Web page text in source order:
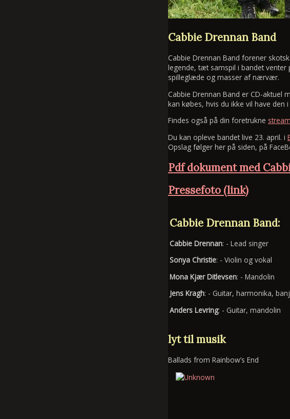
Cabbie Drennan Band
Cabbie Drennan Band forener
legende, tæt samspil i bandet
spilleglæde og masser af nærvær.
Cabbie Drennan Band er CD-aktuel
kan købes, hvis du ikke vil have
Findes også på din foretrukne
Du kan opleve bandet live 23. april. i
Opslag følger her på siden, på
Pdf dokument med
Pressefoto (link)
Cabbie Drennan Band:
Cabbie Drennan: - Lead singer
Sonya Christie: - Violin og vokal
Mona Kjær Ditlevsen: - Mandolin
Jens Kragh: - Guitar, harmonika,
Anders Levring: - Guitar, mandolin
lyt til musik
Ballads from Rainbow’s End